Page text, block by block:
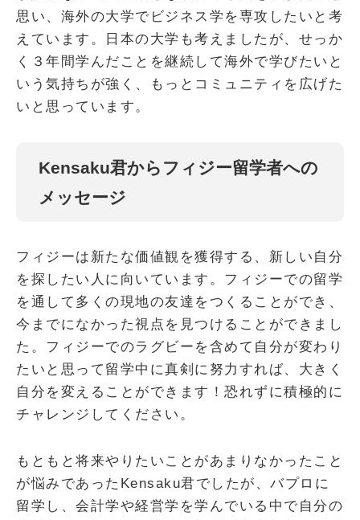
思い、海外の大学でビジネス学を専攻したいと考
えています。日本の大学も考えましたが、せっか
く３年間学んだことを継続して海外で学びたいと
いう気持ちが強く、もっとコミュニティを広げた
いと思っています。
Kensaku君からフィジー留学者への
メッセージ
フィジーは新たな価値観を獲得する、新しい自分
を探したい人に向いています。フィジーでの留学
を通して多くの現地の友達をつくることができ、
今までになかった視点を見つけることができまし
た。フィジーでのラグビーを含めて自分が変わり
たいと思って留学中に真剣に努力すれば、大きく
自分を変えることができます！恐れずに積極的に
チャレンジしてください。
もともと将来やりたいことがあまりなかったこと
が悩みであったKensaku君でしたが、バプロに
留学し、会計学や経営学を学んでいる中で自分の